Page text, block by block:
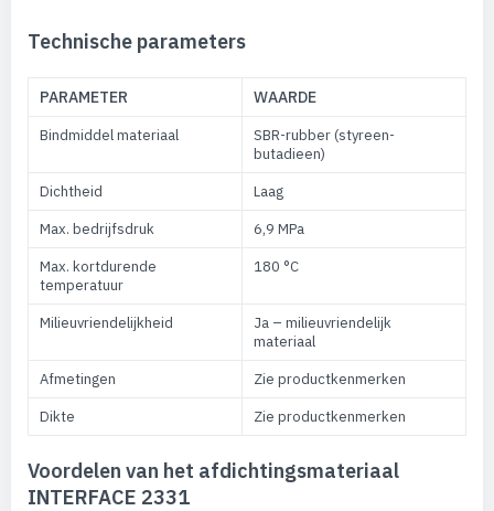
Technische parameters
PARAMETER WAARDE
Bindmiddel materiaal
SBR-rubber (styreen-
butadieen)
Dichtheid
Laag
Max. bedrijfsdruk
6,9 MPa
Max. kortdurende
temperatuur
180 °C
Milieuvriendelijkheid
Ja – milieuvriendelijk
materiaal
Afmetingen
Zie productkenmerken
Dikte
Zie productkenmerken
Voordelen van het afdichtingsmateriaal
INTERFACE 2331